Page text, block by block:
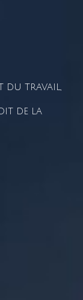
DU TRAVAIL,
DE LA